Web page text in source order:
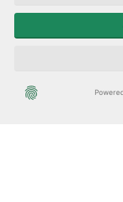
Der Sächsische
Sächsische